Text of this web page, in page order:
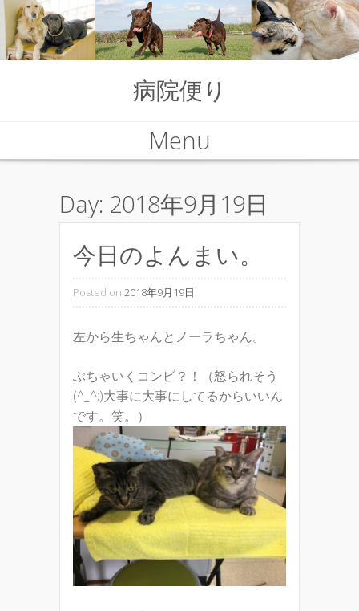
病院便り
Menu
Day: 2018年9月19日
今日のよんまい。
Posted on 2018年9月19日
左から生ちゃんとノーラちゃん。
ぶちゃいくコンビ？！（怒られそう
(^_^;)大事に大事にしてるからいいん
です。笑。）